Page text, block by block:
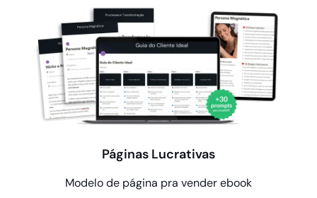
Páginas Lucrativas
Modelo de página pra vender ebook